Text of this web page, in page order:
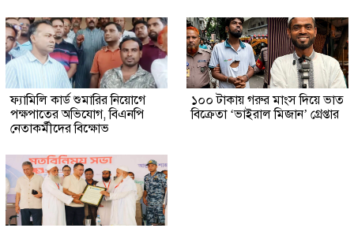
ফ্যামিলি কার্ড শুমারির নিয়োগে
পক্ষপাতের অভিযোগ, বিএনপি
নেতাকর্মীদের বিক্ষোভ
১০০ টাকায় গরুর মাংস দিয়ে ভাত
বিক্রেতা ‘ভাইরাল মিজান’ গ্রেপ্তার